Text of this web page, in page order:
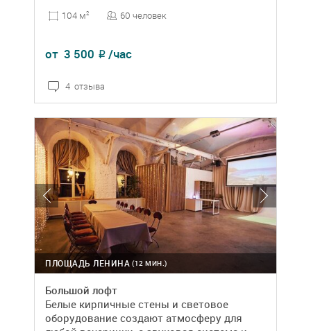
104 м2 60 человек
от 3 500 ₽ /час
4 отзыва
(12 МИН.)
ПЛОЩАДЬ ЛЕНИНА
Большой лофт
Белые кирпичные стены и световое
оборудование создают атмосферу для